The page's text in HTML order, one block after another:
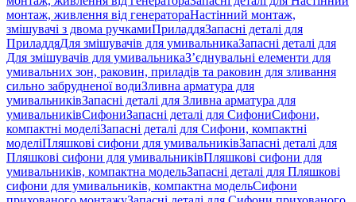
монтаж, живлення від генератораНастінний монтаж,
змішувачі з двома ручкамиПриладдяЗапасні деталі для
ПриладдяДля змішувачів для умивальникаЗапасні деталі для
Для змішувачів для умивальникаЗ’єднувальні елементи для
умивальних зон, раковин, приладів та раковин для зливання
сильно забрудненої водиЗливна арматура для
умивальниківЗапасні деталі для Зливна арматура для
умивальниківСифониЗапасні деталі для СифониСифони,
компактні моделіЗапасні деталі для Сифони, компактні
моделіПляшкові сифони для умивальниківЗапасні деталі для
Пляшкові сифони для умивальниківПляшкові сифони для
умивальників, компактна модельЗапасні деталі для Пляшкові
сифони для умивальників, компактна модельСифони